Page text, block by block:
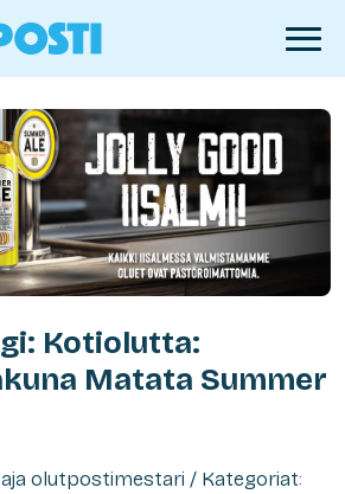
Kotiolutta:
Matata Summer
olutpostimestari / Kategoriat: